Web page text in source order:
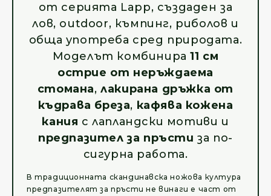
от серията Lapp, създаден за
лов, outdoor, къмпинг, риболов и
обща употреба сред природата.
Моделът комбинира11 см
острие от неръждаема
стомана,лакирана дръжка от
къдрава бреза, кафява кожена
кания с лапландски мотиви и
предпазител за пръсти за по-
сигурна работа.
В традиционната скандинавска ножова култура
предпазителят за пръсти не винаги е част от